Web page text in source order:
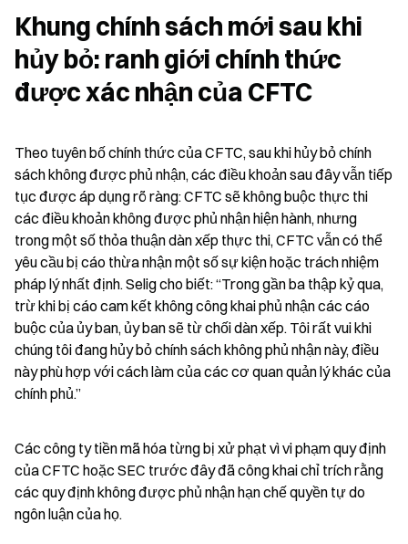
Khung chính sách mới sau khi
hủy bỏ: ranh giới chính thức
được xác nhận của CFTC
Theo tuyên bố chính thức của CFTC, sau khi hủy bỏ chính
sách không được phủ nhận, các điều khoản sau đây vẫn tiếp
tục được áp dụng rõ ràng: CFTC sẽ không buộc thực thi
các điều khoản không được phủ nhận hiện hành, nhưng
trong một số thỏa thuận dàn xếp thực thi, CFTC vẫn có thể
yêu cầu bị cáo thừa nhận một số sự kiện hoặc trách nhiệm
pháp lý nhất định. Selig cho biết: “Trong gần ba thập kỷ qua,
trừ khi bị cáo cam kết không công khai phủ nhận các cáo
buộc của ủy ban, ủy ban sẽ từ chối dàn xếp. Tôi rất vui khi
chúng tôi đang hủy bỏ chính sách không phủ nhận này, điều
này phù hợp với cách làm của các cơ quan quản lý khác của
chính phủ.”
Các công ty tiền mã hóa từng bị xử phạt vì vi phạm quy định
của CFTC hoặc SEC trước đây đã công khai chỉ trích rằng
các quy định không được phủ nhận hạn chế quyền tự do
ngôn luận của họ.